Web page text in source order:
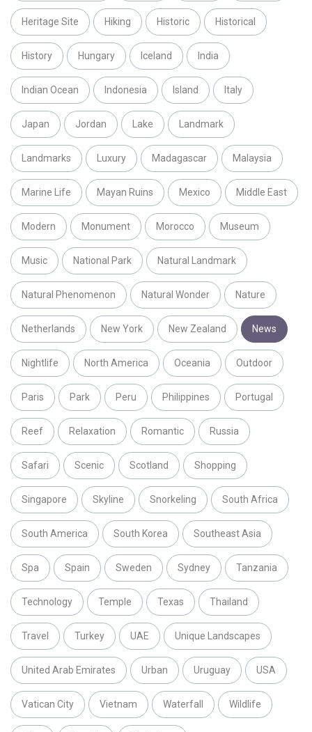
Heritage Site Hiking Historic Historical
History Hungary Iceland India
Indian Ocean Indonesia Island Italy
Japan Jordan Lake Landmark
Landmarks Luxury Madagascar Malaysia
Marine Life Mayan Ruins Mexico Middle East
Modern Monument Morocco Museum
Music National Park Natural Landmark
Natural Phenomenon Natural Wonder Nature
Netherlands New York New Zealand News
Nightlife North America Oceania Outdoor
Paris Park Peru Philippines Portugal
Reef Relaxation Romantic Russia
Safari Scenic Scotland Shopping
Singapore Skyline Snorkeling South Africa
South America South Korea Southeast Asia
Spa Spain Sweden Sydney Tanzania
Technology Temple Texas Thailand
Travel Turkey UAE Unique Landscapes
United Arab Emirates Urban Uruguay USA
Vatican City Vietnam Waterfall Wildlife